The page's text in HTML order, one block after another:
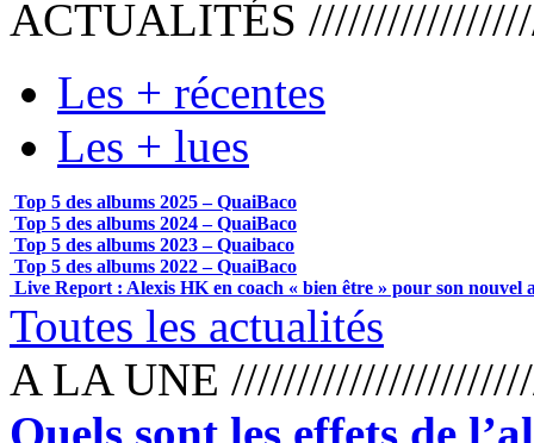
ACTUALITÉS
Les + récentes
Les + lues
Top 5 des albums 2025 – QuaiBaco
Top 5 des albums 2024 – QuaiBaco
Top 5 des albums 2023 – Quaibaco
Top 5 des albums 2022 – QuaiBaco
Live Report : Alexis HK en coach « bien être » pour son nouvel
Toutes les actualités
A LA UNE